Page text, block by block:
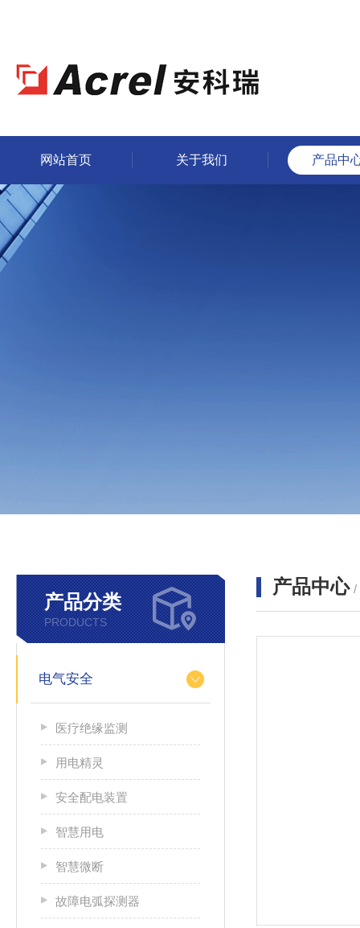
网站首页 关于我们 产品中
产品分类
PRODUCTS
电气安全
医疗绝缘监测
用电精灵
安全配电装置
智慧用电
智慧微断
故障电弧探测器
产品中心 /